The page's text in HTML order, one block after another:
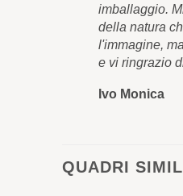
imballaggio.
della natura
l'immagine,
e vi ringrazio
Ivo Monica
QUADRI